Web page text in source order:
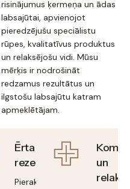
risinājumus ķermeņa un ādas
labsajūtai, apvienojot
pieredzējušu speciālistu
rūpes, kvalitatīvus produktus
un relaksējošu vidi. Mūsu
mērķis ir nodrošināt
redzamus rezultātus un
ilgstošu labsajūtu katram
apmeklētājam.
Ērta
rezervācija
Pieraksties
un